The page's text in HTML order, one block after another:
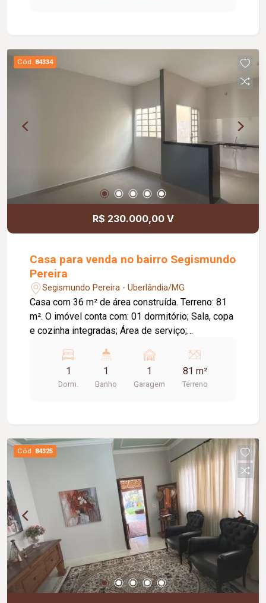
Cód. 84334
R$ 230.000,00 V
Casa para venda no bairro Segismundo
Pereira
Segismundo Pereira - Uberlândia/MG
Casa com 36 m² de área construída. Terreno: 81
m². O imóvel conta com: 01 dormitório; Sala, copa
e cozinha integradas; Área de serviço;
Ambientes integrados, proporcionando melhor
aproveitamento dos espaços.
1
Dorm.
1
Banho
1
Garagem
81 m²
Terreno
Cód. 84325